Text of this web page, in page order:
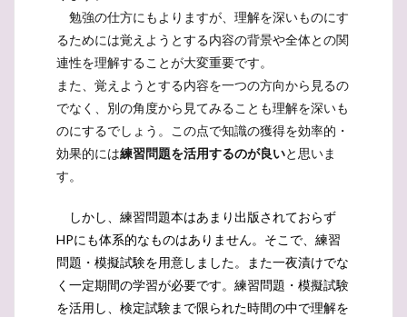
勉強の仕方にもよりますが、理解を深いものにす
るためには覚えようとする内容の背景や全体との関
連性を理解することが大変重要です。
また、覚えようとする内容を一つの方向から見るの
でなく、別の角度から見てみることも理解を深いも
のにするでしょう。この点で知識の獲得を効率的・
効果的には練習問題を活用するのが良いと思いま
す。
しかし、練習問題本はあまり出版されておらず
HPにも体系的なものはありません。そこで、練習
問題・模擬試験を用意しました。また一夜漬けでな
く一定期間の学習が必要です。練習問題・模擬試験
を活用し、検定試験まで限られた時間の中で理解を